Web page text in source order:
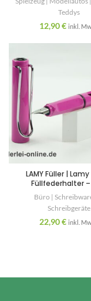
Teddys
12,90€ inkl.
LAMY Füller |
Füllfederhalter –
Büro |
Schreibgeräte
22,90€ inkl.